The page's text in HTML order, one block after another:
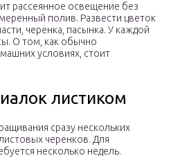
рассеянное освещение без
полив. Развести цветок
черенка, пасынка. У каждой
О том, как обычно
условиях, стоит
листиком
сразу нескольких
черенков. Для
несколько недель.